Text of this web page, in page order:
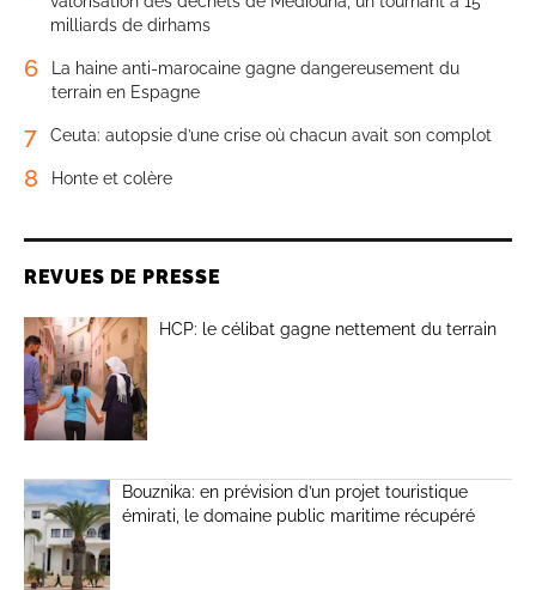
milliards de dirhams
6
La haine anti-marocaine gagne dangereusement du
terrain en Espagne
7 Ceuta: autopsie d’une crise où chacun avait son complot
8 Honte et colère
REVUES DE PRESSE
HCP: le célibat gagne nettement du terrain
Bouznika: en prévision d’un projet touristique
émirati, le domaine public maritime récupéré